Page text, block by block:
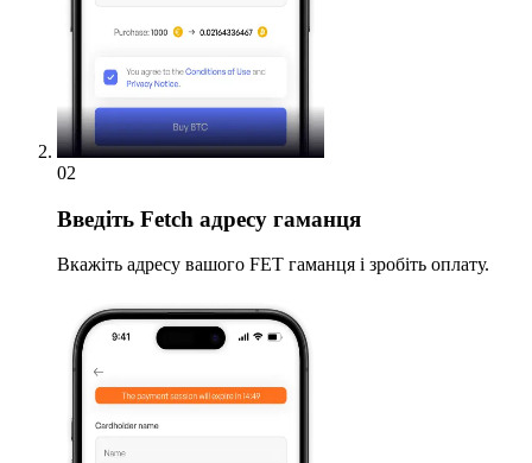
02
Введіть Fetch адресу гаманця
Вкажіть адресу вашого FET гаманця і зробіть оплату.